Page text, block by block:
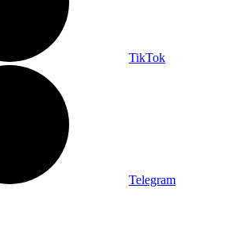
TikTok
Telegram